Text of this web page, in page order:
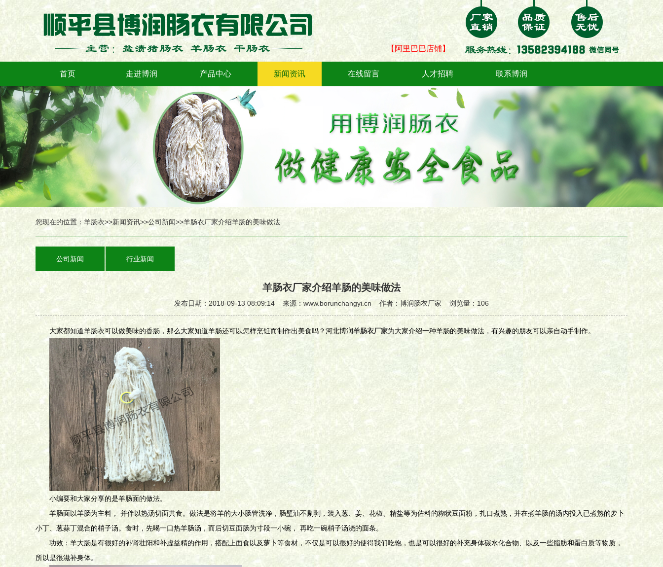
【阿里巴巴店铺】
首页 走进博润 产品中心 新闻资讯 在线留言 人才招聘 联系博润
您现在的位置： 羊肠衣>>新闻资讯>>公司新闻>>羊肠衣厂家介绍羊肠的美味做法
公司新闻 行业新闻
羊肠衣厂家介绍羊肠的美味做法
发布日期：2018-09-13 08:09:14 来源：www.borunchangyi.cn 作者：博润肠衣厂家 浏览量：106
大家都知道羊肠衣可以做美味的香肠，那么大家知道羊肠还可以怎样烹饪而制作出美食吗？河北博润羊肠衣厂家为大家介绍一种羊肠的美味做法，有兴趣的朋友可以亲自动手制作。
小编要和大家分享的是羊肠面的做法。
羊肠面以羊肠为主料， 并伴以热汤切面共食。做法是将羊的大小肠管洗净，肠壁油不剔剥，装入葱、姜、花椒、精盐等为佐料的糊状豆面粉，扎口煮熟，并在煮羊肠的汤内投入已煮熟的萝卜
小丁、葱蒜丁混合的梢子汤。食时，先喝一口热羊肠汤，而后切豆面肠为寸段一小碗， 再吃一碗梢子汤浇的面条。
功效：羊大肠是有很好的补肾壮阳和补虚益精的作用，搭配上面食以及萝卜等食材，不仅是可以很好的使得我们吃饱，也是可以很好的补充身体碳水化合物、以及一些脂肪和蛋白质等物质，
所以是很滋补身体。